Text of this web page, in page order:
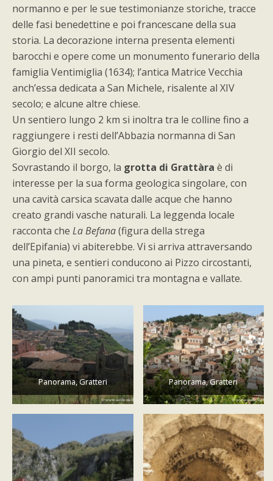
normanno e per le sue testimonianze storiche, tracce
delle fasi benedettine e poi francescane della sua
storia. La decorazione interna presenta elementi
barocchi e opere come un monumento funerario della
famiglia Ventimiglia (1634); l’antica Matrice Vecchia
anch’essa dedicata a San Michele, risalente al XIV
secolo; e alcune altre chiese.
Un sentiero lungo 2 km si inoltra tra le colline fino a
raggiungere i resti dell’Abbazia normanna di San
Giorgio del XII secolo.
Sovrastando il borgo, la grotta di Grattàra è di
interesse per la sua forma geologica singolare, con
una cavità carsica scavata dalle acque che hanno
creato grandi vasche naturali. La leggenda locale
racconta che La Befana(figura della strega
dell’Epifania) vi abiterebbe. Vi si arriva attraversando
una pineta, e sentieri conducono ai Pizzo circostanti,
con ampi punti panoramici tra montagna e vallate.
Panorama, Gratteri Panorama, Gratteri